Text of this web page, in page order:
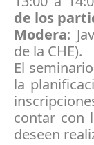
de los
Modera:
de la CHE).
El
la
contar con
deseen